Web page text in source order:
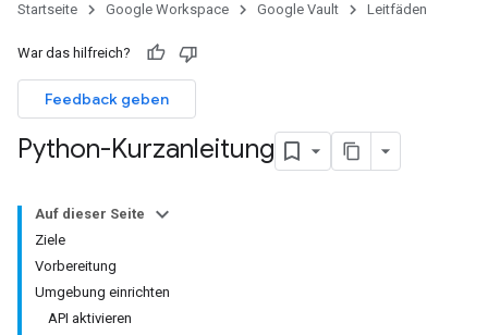
Startseite Google Workspace Google Vault Leitfäden
War das hilfreich?
Feedback geben
Python-Kurzanleitung
Auf dieser Seite
Ziele
Vorbereitung
Umgebung einrichten
API aktivieren